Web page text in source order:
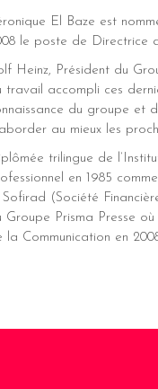
El Baze est
le poste de Directrice
Heinz, Président du
travail accompli ces
du groupe et
au mieux les
trilingue de
en 1985
Sofirad (Société
Groupe Prisma Presse
la Communication en